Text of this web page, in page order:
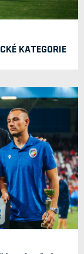
KATEGORIE